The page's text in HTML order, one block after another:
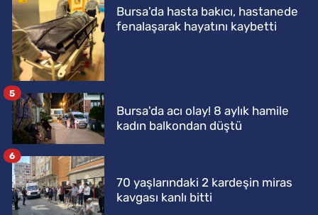
Bursa'da hasta bakıcı, hastanede
fenalaşarak hayatını kaybetti
Bursa'da acı olay! 8 aylık hamile
kadın balkondan düştü
5
70 yaşlarındaki 2 kardeşin miras
kavgası kanlı bitti
6